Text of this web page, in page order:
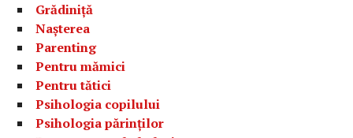
Grădiniță
Nașterea
Parenting
Pentru mămici
Pentru tătici
Psihologia copilului
Psihologia părinților